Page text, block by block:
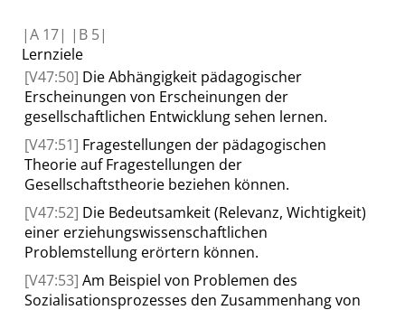
|A 17| | B 5|
Lernziele
[V47:50] Die Abhängigkeit pädagogischer
Erscheinungen von Erscheinungen der
gesellschaftlichen Entwicklung sehen lernen.
[V47:51] Fragestellungen der pädagogischen
Theorie auf Fragestellungen der
Gesellschaftstheorie beziehen können.
[V47:52] Die Bedeutsamkeit (Relevanz, Wichtigkeit)
einer erziehungswissenschaftlichen
Problemstellung erörtern können.
[V47:53] Am Beispiel von Problemen des
Sozialisationsprozesses den Zusammenhang von